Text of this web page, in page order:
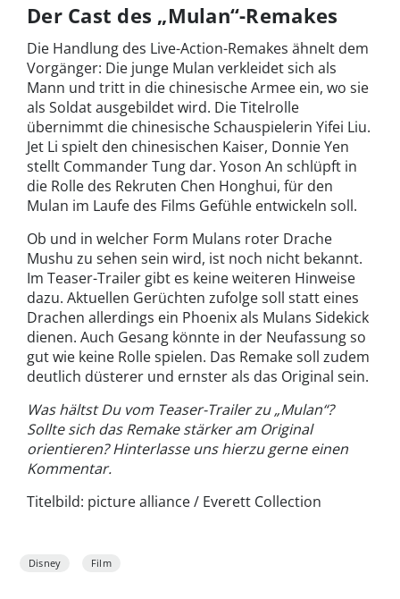
Der Cast des „Mulan“-Remakes
Die Handlung des Live-Action-Remakes ähnelt dem
Vorgänger: Die junge Mulan verkleidet sich als
Mann und tritt in die chinesische Armee ein, wo sie
als Soldat ausgebildet wird. Die Titelrolle
übernimmt die chinesische Schauspielerin Yifei Liu.
Jet Li spielt den chinesischen Kaiser, Donnie Yen
stellt Commander Tung dar. Yoson An schlüpft in
die Rolle des Rekruten Chen Honghui, für den
Mulan im Laufe des Films Gefühle entwickeln soll.
Ob und in welcher Form Mulans roter Drache
Mushu zu sehen sein wird, ist noch nicht bekannt.
Im Teaser-Trailer gibt es keine weiteren Hinweise
dazu. Aktuellen Gerüchten zufolge soll statt eines
Drachen allerdings ein Phoenix als Mulans Sidekick
dienen. Auch Gesang könnte in der Neufassung so
gut wie keine Rolle spielen. Das Remake soll zudem
deutlich düsterer und ernster als das Original sein.
Was hältst Du vom Teaser-Trailer zu „Mulan“?
Sollte sich das Remake stärker am Original
orientieren? Hinterlasse uns hierzu gerne einen
Kommentar.
Titelbild: picture alliance / Everett Collection
Disney Film